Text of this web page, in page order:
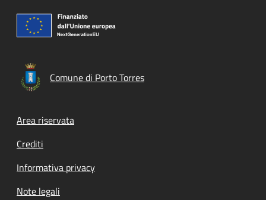
Comune di Porto Torres
Footer menu
Area riservata
Crediti
Informativa privacy
Note legali